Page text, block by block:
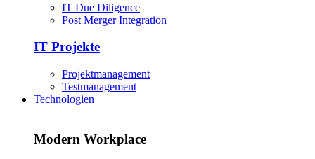
IT Due Diligence
Post Merger Integration
IT Projekte
Projektmanagement
Testmanagement
Technologien
Modern Workplace